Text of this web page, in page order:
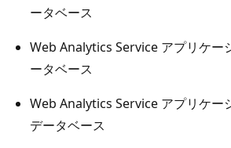
ータベース
Web Analytics Service アプリケー
ータベース
Web Analytics Service アプリケー
データベース